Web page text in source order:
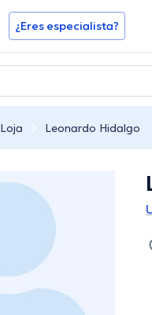
¿Eres especialista?
Loja Leonardo Hidalgo